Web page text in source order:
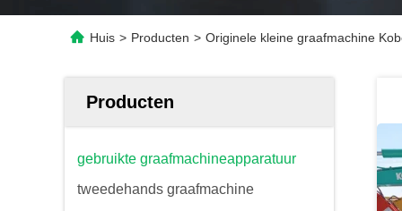
Huis > Producten > Originele kleine graafmachine
Producten
gebruikte graafmachineapparatuur
tweedehands graafmachine